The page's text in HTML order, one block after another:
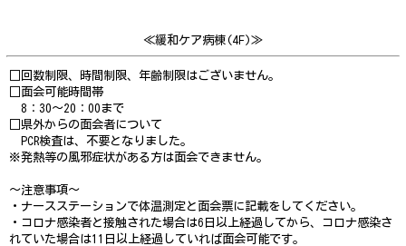
≪緩和ケア病棟(4F)≫
□回数制限、時間制限、年齢制限はございません。
□面会可能時間帯
8：30～20：00まで
□県外からの面会者について
PCR検査は、不要となりました。
※発熱等の風邪症状がある方は面会できません。
～注意事項～
・ナースステーションで体温測定と面会票に記載をしてください。
・コロナ感染者と接触された場合は6日以上経過してから、コロナ感染さ
れていた場合は11日以上経過していれば面会可能です。